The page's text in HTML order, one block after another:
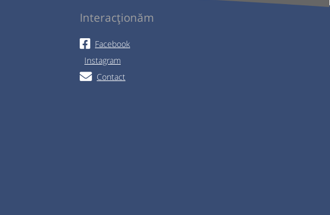
Interacționăm
Facebook
Instagram
Contact